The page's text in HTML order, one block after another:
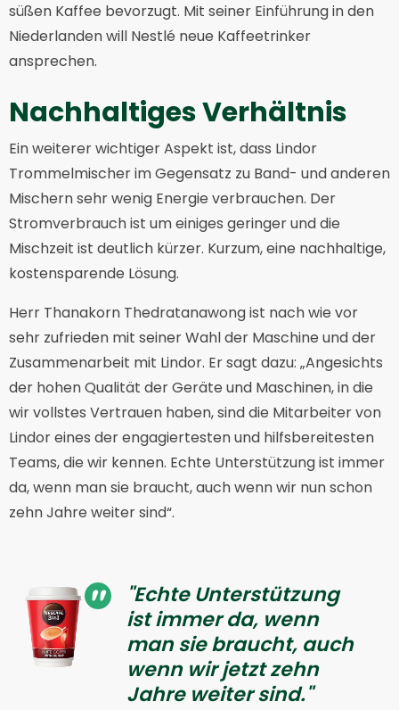
süßen Kaffee bevorzugt. Mit seiner Einführung in den
Niederlanden will Nestlé neue Kaffeetrinker
ansprechen.
Nachhaltiges Verhältnis
Ein weiterer wichtiger Aspekt ist, dass Lindor
Trommelmischer im Gegensatz zu Band- und anderen
Mischern sehr wenig Energie verbrauchen. Der
Stromverbrauch ist um einiges geringer und die
Mischzeit ist deutlich kürzer. Kurzum, eine nachhaltige,
kostensparende Lösung.
Herr Thanakorn Thedratanawong ist nach wie vor
sehr zufrieden mit seiner Wahl der Maschine und der
Zusammenarbeit mit Lindor. Er sagt dazu: „Angesichts
der hohen Qualität der Geräte und Maschinen, in die
wir vollstes Vertrauen haben, sind die Mitarbeiter von
Lindor eines der engagiertesten und hilfsbereitesten
Teams, die wir kennen. Echte Unterstützung ist immer
da, wenn man sie braucht, auch wenn wir nun schon
zehn Jahre weiter sind“.
"Echte Unterstützung
ist immer da, wenn
man sie braucht, auch
wenn wir jetzt zehn
Jahre weiter sind."